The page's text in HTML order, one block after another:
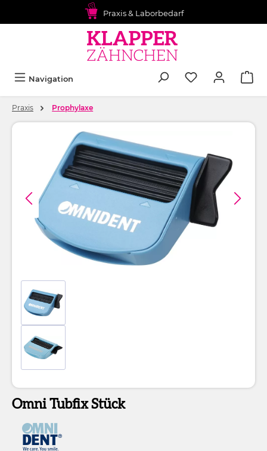
Praxis & Laborbedarf
Navigation
Praxis Prophylaxe
Bildergalerie überspringen
Omni Tubfix Stück